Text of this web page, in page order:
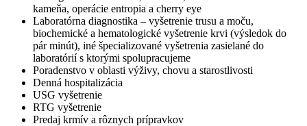
kameňa, operácie entropia a cherry eye
Laboratórna diagnostika – vyšetrenie trusu a moču,
biochemické a hematologické vyšetrenie krvi (výsledok do
pár minút), iné špecializované vyšetrenia zasielané do
laboratórií s ktorými spolupracujeme
Poradenstvo v oblasti výživy, chovu a starostlivosti
Denná hospitalizácia
USG vyšetrenie
RTG vyšetrenie
Predaj krmív a rôznych prípravkov